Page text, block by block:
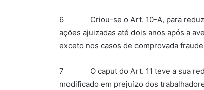
6 Criou-se o Art. 10-A, para reduzir
ações ajuizadas até dois anos após a
exceto nos casos de comprovada
7 O caput do Art. 11 teve a sua
modificado em prejuízo dos